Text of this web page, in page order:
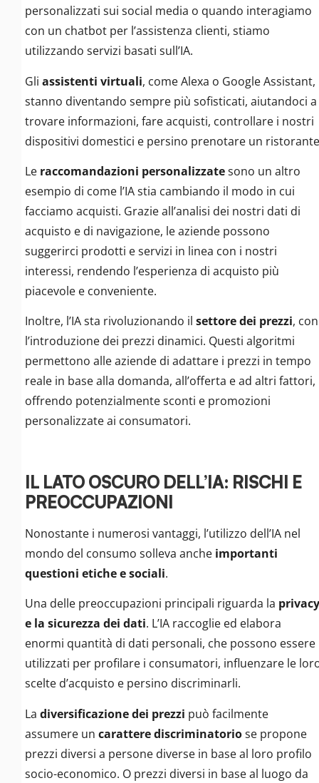
personalizzati sui social media o quando interagiamo
con un chatbot per l’assistenza clienti, stiamo
utilizzando servizi basati sull’IA.
Gli assistenti virtuali, come Alexa o Google Assistant,
stanno diventando sempre più sofisticati, aiutandoci a
trovare informazioni, fare acquisti, controllare i nostri
dispositivi domestici e persino prenotare un
Le raccomandazioni personalizzatesono un altro
esempio di come l’IA stia cambiando il modo in cui
facciamo acquisti. Grazie all’analisi dei nostri dati di
acquisto e di navigazione, le aziende possono
suggerirci prodotti e servizi in linea con i nostri
interessi, rendendo l’esperienza di acquisto più
piacevole e conveniente.
Inoltre, l’IA sta rivoluzionando il settore dei prezzi, con
l’introduzione dei prezzi dinamici. Questi algoritmi
permettono alle aziende di adattare i prezzi in tempo
reale in base alla domanda, all’offerta e ad altri fattori,
offrendo potenzialmente sconti e promozioni
personalizzate ai consumatori.
IL LATO OSCURO DELL’IA: RISCHI E
PREOCCUPAZIONI
Nonostante i numerosi vantaggi, l’utilizzo dell’IA nel
mondo del consumo solleva anche importanti
questioni etiche e sociali.
Una delle preoccupazioni principali riguarda la privacy
e la sicurezza dei dati. L’IA raccoglie ed elabora
enormi quantità di dati personali, che possono essere
utilizzati per profilare i consumatori, influenzare le
scelte d’acquisto e persino discriminarli.
La diversificazione dei prezzi può facilmente
assumere un carattere discriminatoriose propone
prezzi diversi a persone diverse in base al loro profilo
socio-economico. O prezzi diversi in base al luogo da